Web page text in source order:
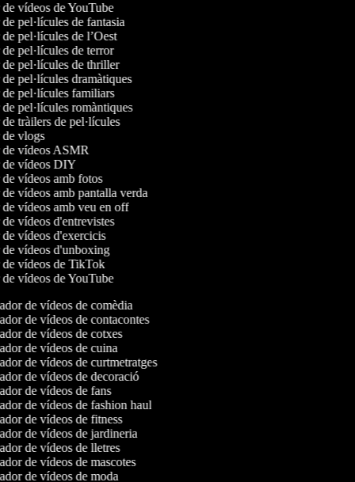
de vídeos de YouTube
de pel·lícules de fantasia
de pel·lícules de l’Oest
de pel·lícules de terror
de pel·lícules de thriller
de pel·lícules dramàtiques
de pel·lícules familiars
de pel·lícules romàntiques
de tràilers de pel·lícules
de vlogs
de vídeos ASMR
de vídeos DIY
de vídeos amb fotos
de vídeos amb pantalla verda
de vídeos amb veu en off
de vídeos d'entrevistes
de vídeos d'exercicis
de vídeos d'unboxing
de vídeos de TikTok
de vídeos de YouTube
de vídeos de comèdia
de vídeos de contacontes
de vídeos de cotxes
de vídeos de cuina
de vídeos de curtmetratges
de vídeos de decoració
de vídeos de fans
de vídeos de fashion haul
de vídeos de fitness
de vídeos de jardineria
de vídeos de lletres
de vídeos de mascotes
de vídeos de moda